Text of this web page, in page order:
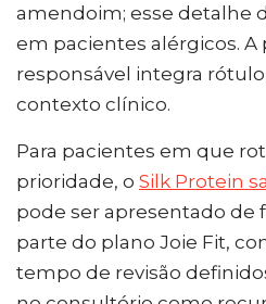
amendoim; esse detalhe
em pacientes alérgicos. A
responsável integra
contexto clínico.
Para pacientes em que
prioridade, o Silk Protein
pode ser apresentado de
parte do plano Joie Fit,
tempo de revisão